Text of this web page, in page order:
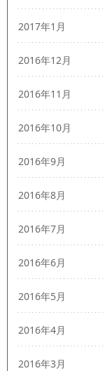
2017年1月
2016年12月
2016年11月
2016年10月
2016年9月
2016年8月
2016年7月
2016年6月
2016年5月
2016年4月
2016年3月